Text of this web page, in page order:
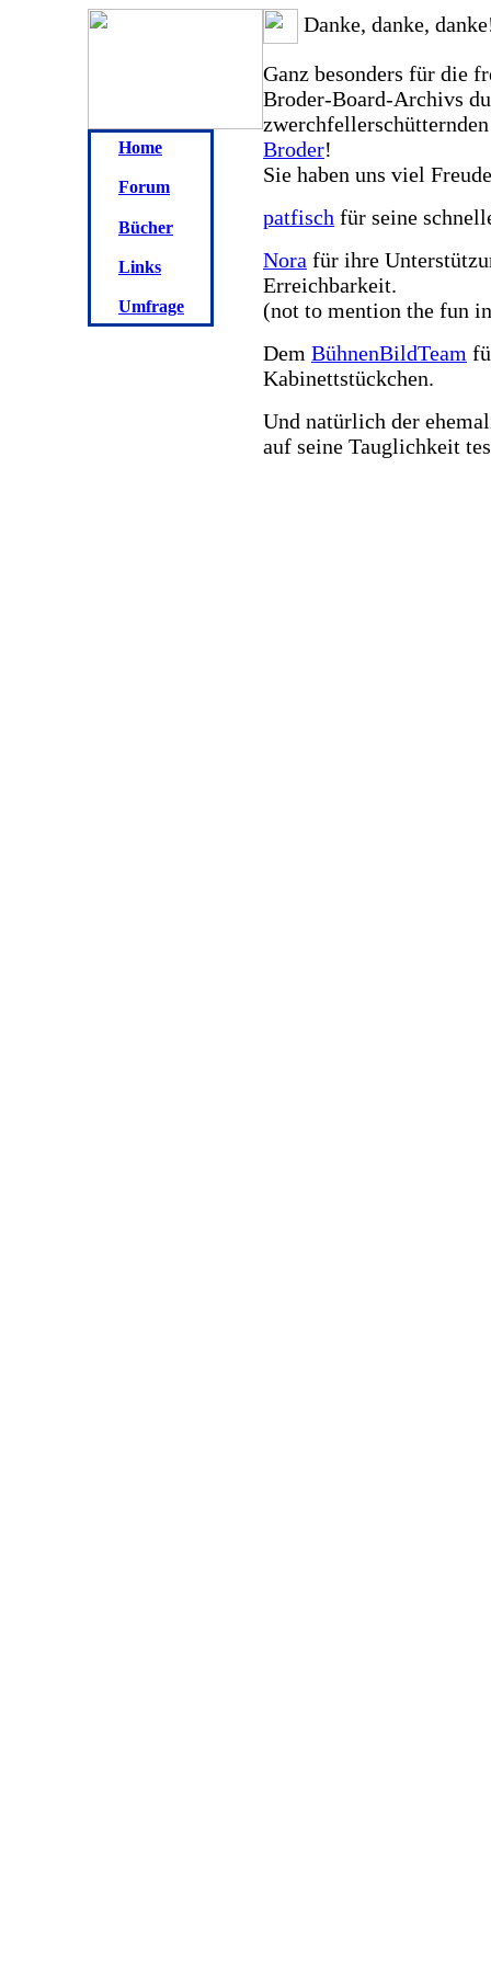
Home
Forum
Bücher
Links
Umfrage
Danke, danke,
Ganz besonders für die
Broder-Board-Archivs
Broder!
Sie haben uns viel
patfisch für seine
Nora für ihre
Erreichbarkeit.
(not to mention the fun
Dem BühnenBildTeam
Kabinettstückchen.
Und natürlich der
auf seine Tauglichkeit